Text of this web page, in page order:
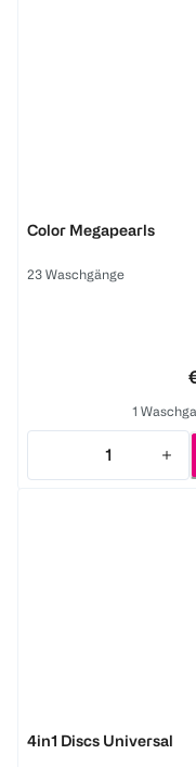
Color Megapearls
23 Waschgänge
1
1
Quantity: 1
4in1 Discs Universal